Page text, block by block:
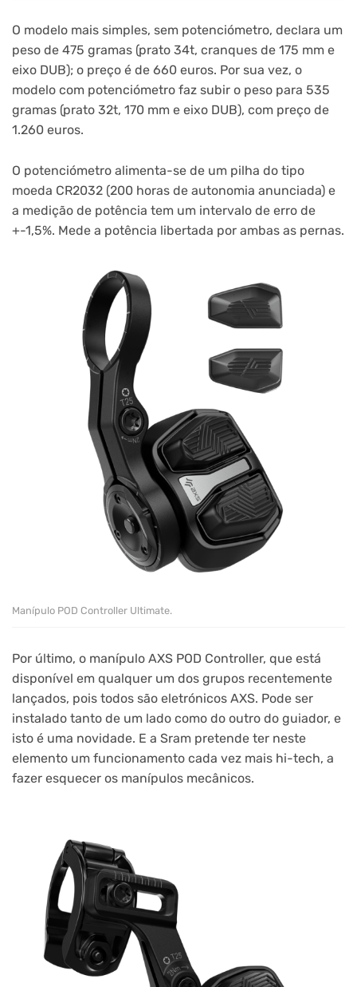
O modelo mais simples, sem potenciómetro, declara um
peso de 475 gramas (prato 34t, cranques de 175 mm e
eixo DUB); o preço é de 660 euros. Por sua vez, o
modelo com potenciómetro faz subir o peso para 535
gramas (prato 32t, 170 mm e eixo DUB), com preço de
1.260 euros.
O potenciómetro alimenta-se de um pilha do tipo
moeda CR2032 (200 horas de autonomia anunciada) e
a medição de potência tem um intervalo de erro de
+-1,5%. Mede a potência libertada por ambas as pernas.
Manípulo POD Controller Ultimate.
Por último, o manípulo AXS POD Controller, que está
disponível em qualquer um dos grupos recentemente
lançados, pois todos são eletrónicos AXS. Pode ser
instalado tanto de um lado como do outro do guiador, e
isto é uma novidade. E a Sram pretende ter neste
elemento um funcionamento cada vez mais hi-tech, a
fazer esquecer os manípulos mecânicos.